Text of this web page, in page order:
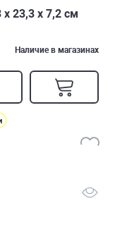
23,3 х 7,2 см
Наличие в магазинах